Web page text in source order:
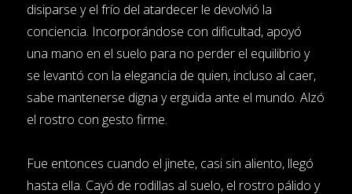
disiparse y el frío del atardecer le devolvió la
conciencia. Incorporándose con dificultad, apoyó
una mano en el suelo para no perder el equilibrio y
se levantó con la elegancia de quien, incluso al caer,
sabe mantenerse digna y erguida ante el mundo. Alzó
el rostro con gesto firme.
Fue entonces cuando el jinete, casi sin aliento, llegó
hasta ella. Cayó de rodillas al suelo, el rostro pálido y